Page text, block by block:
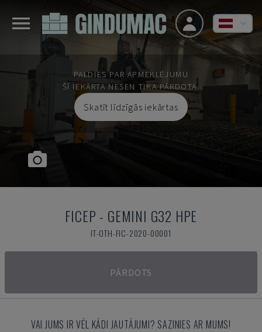
PALDIES PAR APMEKLĒJUMU
ŠĪ IEKĀRTA NESEN TIKA PĀRDOTA.
Skatīt līdzīgās iekārtas
FICEP - GEMINI G32 HPE
IT-OTH-FIC-2020-00001
PĀRDOTS
VAI JUMS IR VĒL KĀDI JAUTĀJUMI? SAZINIES AR MUMS!